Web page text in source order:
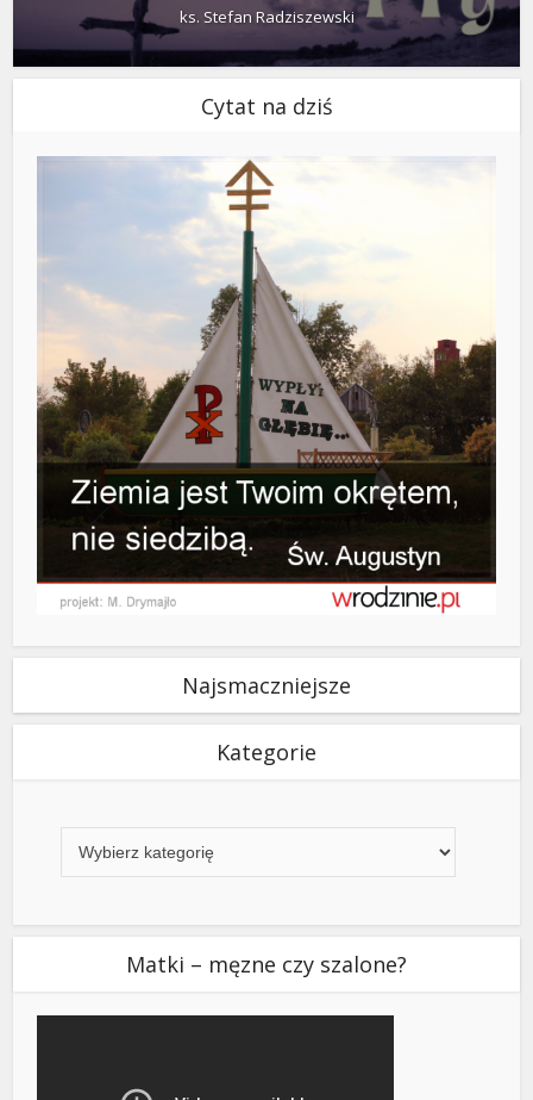
ks. Stefan Radziszewski
Cytat na dziś
Najsmaczniejsze
Kategorie
Matki – męzne czy szalone?